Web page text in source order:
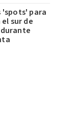
'spots' para
sur de